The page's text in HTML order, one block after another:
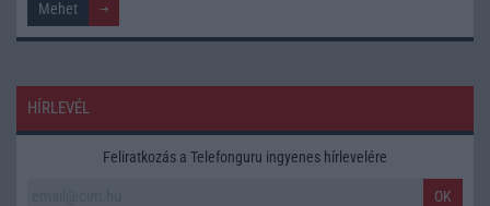
HÍRLEVÉL
Feliratkozás a Telefonguru ingyenes hírlevelére
OK